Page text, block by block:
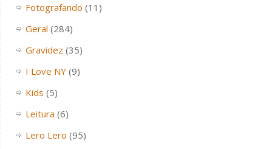
Fotografando (11)
Geral (284)
Gravidez (35)
I Love NY(9)
Kids (5)
Leitura (6)
Lero Lero (95)